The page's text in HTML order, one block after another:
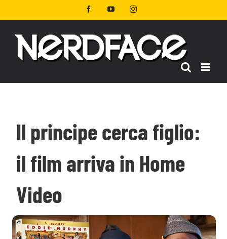
al
FacebookYouTubeInstagram
Il principe cerca figlio:
il film arriva in Home
Video